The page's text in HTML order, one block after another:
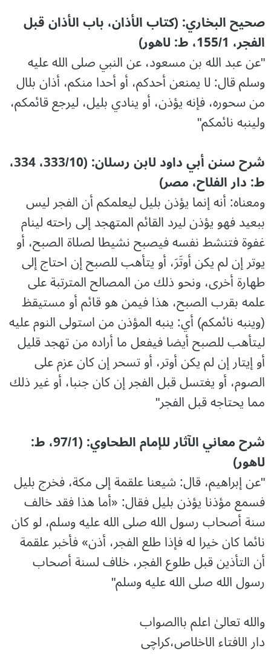
صحيح البخاري: (كتاب الأذان، باب الأذان قبل
الفجر، 155/1، ط: لاهور)
"عن عبد الله بن مسعود، عن النبي صلى الله عليه
وسلم قال: لا يمنعن أحدكم، أو أحدا منكم، أذان بلال
من سحوره، فإنه يؤذن، أو ينادي بليل، ليرجع قائمكم،
ولينبه نائمكم"
شرح سنن أبي داود لابن رسلان: (333/10، 334،
ط: دار الفلاح، مصر)
ومعناه: أنه إنما يؤذن بليل ليعلمكم أن الفجر ليس
ببعيد فهو يؤذن ليرد القائم المتهجد إلى راحته لينام
غفوة فتنشط نفسه فيصبح نشيطا لصلاة الصبح، أو
يوتر إن لم يكن أوتَرَ، أو يتأهب للصبح إن احتاج إلى
طهارة أخرى، ونحو ذلك من المصالح المترتبة على
علمه بقرب الصبح، هذا فيمن هو قائم أو مستيقظ
(وينبه نائمكم) أي: ينبه المؤذن من استولى النوم عليه
ليتأهب للصبح أيضا فيفعل ما أراده من تهجد قليل
أو إيتار إن لم يكن أوتر، أو تسحر إن كان عزم على
الصوم، أو يغتسل قبل الفجر إن كان جنبا، أو غير ذلك
مما يحتاجه قبل الفجر"
شرح معاني الآثار للإمام الطحاوي: (97/1، ط:
لاهور)
"عن إبراهيم، قال: شيعنا علقمة إلى مكة، فخرج بليل
فسمع مؤذنا يؤذن بليل فقال: «أما هذا فقد خالف
سنة أصحاب رسول الله صلى الله عليه وسلم، لو كان
نائما كان خيرا له فإذا طلع الفجر، أذن» فأخبر علقمة
أن التأذين قبل طلوع الفجر، خلاف لسنة أصحاب
رسول الله صلى الله عليه وسلم"
والله تعالیٰ اعلم باالصواب
دار الافتاء الاخلاص،کراچی